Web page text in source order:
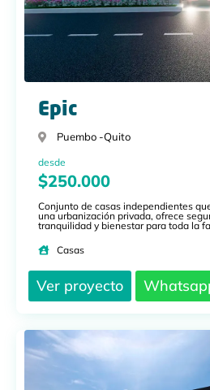
Epic
Puembo -Quito
desde
$250.000
Conjunto de casas independientes
una urbanización privada, ofrece
tranquilidad y bienestar para toda la
Casas
Ver proyecto